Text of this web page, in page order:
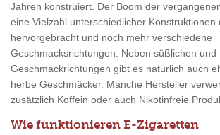
Jahren konstruiert. Der Boom der
eine Vielzahl unterschiedlicher Konstruktionen
hervorgebracht und noch mehr verschiedene
Geschmacksrichtungen. Neben süßlichen und
Geschmackrichtungen gibt es natürlich auch
herbe Geschmäcker. Manche Hersteller
zusätzlich Koffein oder auch Nikotinfreie
Wie funktionieren E-Zigaretten